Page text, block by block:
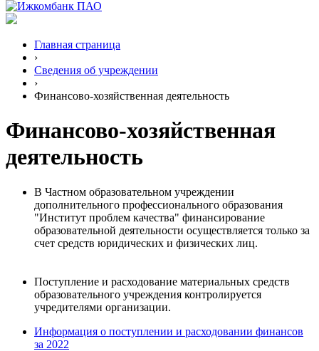
Главная страница
›
Сведения об учреждении
›
Финансово-хозяйственная деятельность
Финансово-хозяйственная
деятельность
В Частном образовательном учреждении
дополнительного профессионального образования
"Институт проблем качества" финансирование
образовательной деятельности осуществляется только за
счет средств юридических и физических лиц.
Поступление и расходование материальных средств
образовательного учреждения контролируется
учредителями организации.
Информация о поступлении и расходовании финансов
за 2022